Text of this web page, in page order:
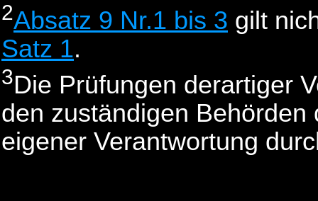
2Absatz 9 Nr.1 bis 3 gilt
Satz 1.
3Die Prüfungen derartiger
den zuständigen
eigener Verantwortung